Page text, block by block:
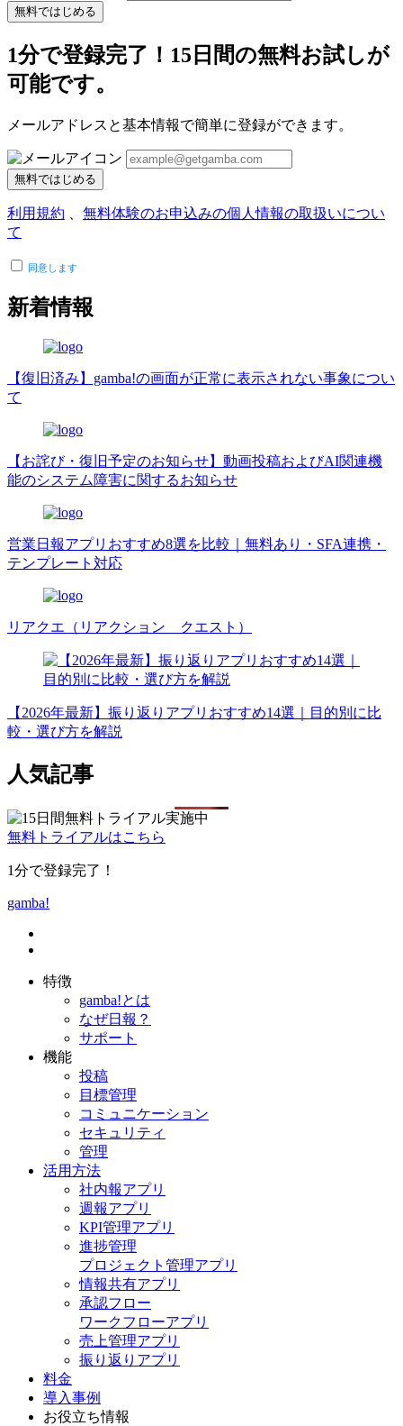
無料ではじめる
1分で登録完了！15日間の無料お試しが
可能です。
メールアドレスと基本情報で簡単に登録ができます。
無料ではじめる
利用規約
無料体験のお申込みの個人情報の取扱いについ
て
同意します
新着情報
【復旧済み】gamba!の画面が正常に表示されない事象につい
て
【お詫び・復旧予定のお知らせ】動画投稿およびAI関連機
能のシステム障害に関するお知らせ
営業日報アプリおすすめ8選を比較｜無料あり・SFA連携・
テンプレート対応
リアクエ（リアクション クエスト）
【2026年最新】振り返りアプリおすすめ14選｜目的別に比
較・選び方を解説
人気記事
無料トライアルはこちら
1分で登録完了！
gamba!
特徴
gamba!とは
なぜ日報？
サポート
機能
投稿
目標管理
コミュニケーション
セキュリティ
管理
活用方法
社内報アプリ
週報アプリ
KPI管理アプリ
進捗管理
プロジェクト管理アプリ
情報共有アプリ
承認フロー
ワークフローアプリ
売上管理アプリ
振り返りアプリ
料金
導入事例
お役立ち情報